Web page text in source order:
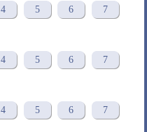
4 5 6 7
4 5 6 7
4 5 6 7